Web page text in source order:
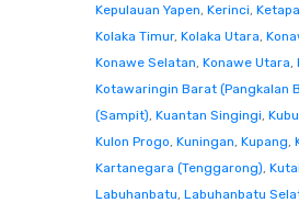
Kepulauan Yapen, Kerinci,
Kolaka Timur, Kolaka Utara,
Konawe Selatan, Konawe Utara,
Kotawaringin Barat (Pangkalan
(Sampit), Kuantan Singingi,
Kulon Progo, Kuningan, Kupang,
Kartanegara (Tenggarong),
Labuhanbatu, Labuhanbatu